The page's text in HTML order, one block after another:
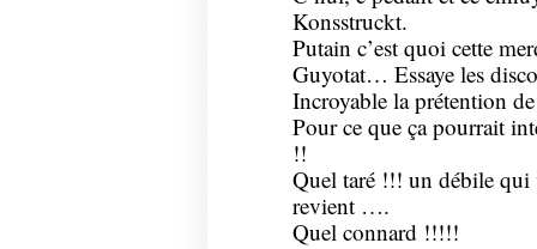
Konsstruckt.
Putain c’est quoi cette
Guyotat… Essaye les
Incroyable la prétention
Pour ce que ça pourrait
!!
Quel taré !!! un débile
revient ….
Quel connard !!!!!